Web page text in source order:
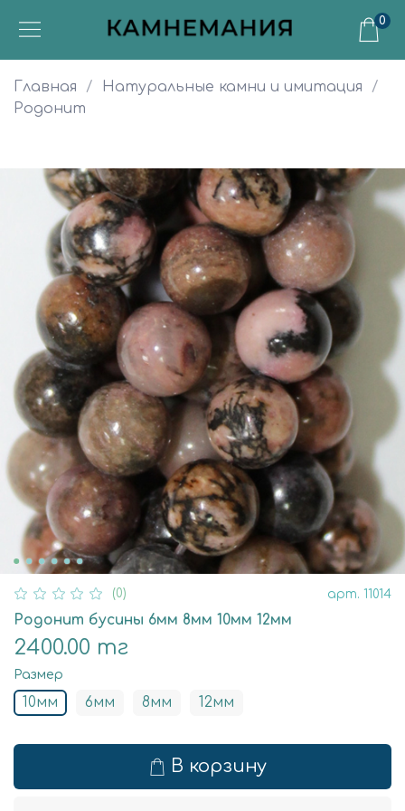
0
Главная
Натуральные камни и имитация
Родонит
(0) арт. 11014
Родонит бусины 6мм 8мм 10мм 12мм
2400.00 тг
Размер
10мм 6мм 8мм 12мм
В корзину